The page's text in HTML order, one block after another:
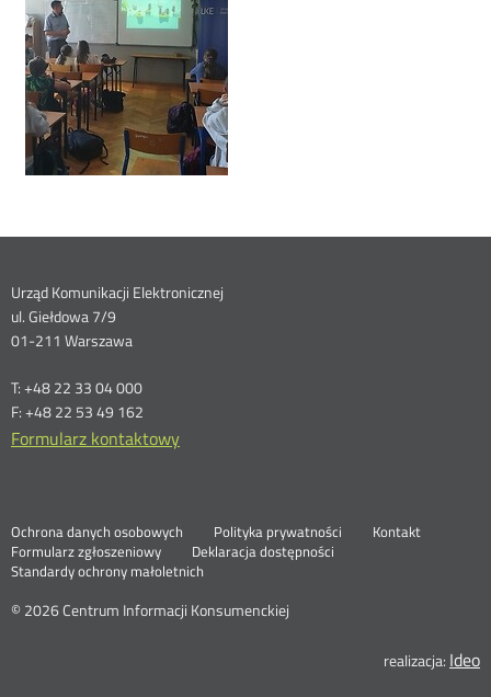
Dane
kontaktowe
Urząd Komunikacji Elektronicznej
ul. Giełdowa 7/9
01-211 Warszawa
T: +48 22 33 04 000
F: +48 22 53 49 162
Formularz kontaktowy
Ochrona danych osobowych Polityka prywatności
Kontakt
Formularz zgłoszeniowy
Nowa
karta
Deklaracja dostępności
Standardy ochrony małoletnich
© 2026 Centrum Informacji Konsumenckiej
realizacja: Ideo